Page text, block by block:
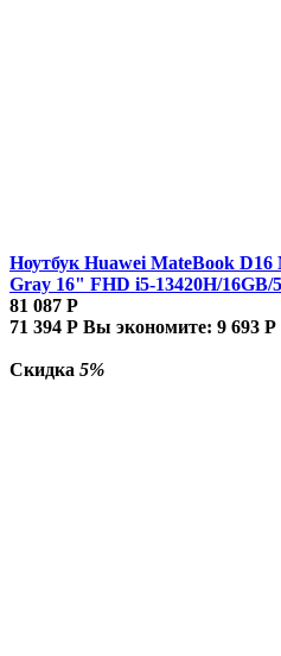
Ноутбук Huawei MateBook
Gray 16" FHD i5-13420H/16GB/
81 087 Р
71 394 Р Вы экономите: 9 693 Р
Скидка 5%